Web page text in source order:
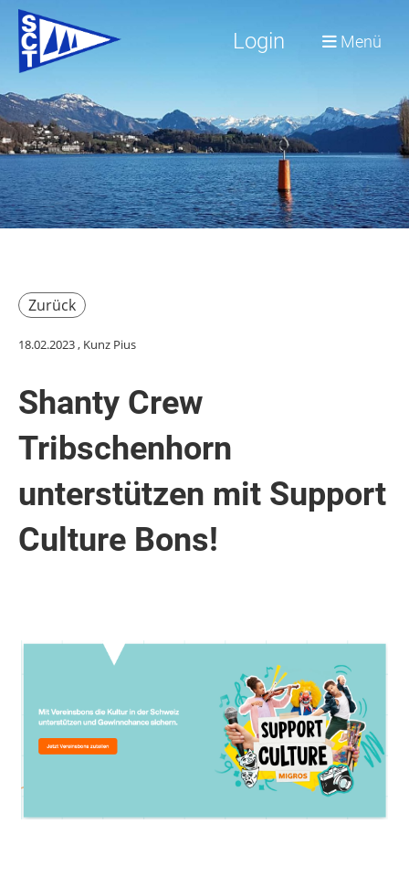
Login Menü
Zurück
18.02.2023, Kunz Pius
Shanty Crew
Tribschenhorn
unterstützen mit Support
Culture Bons!